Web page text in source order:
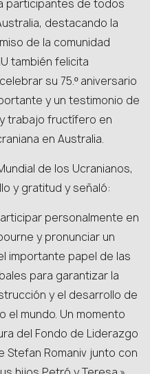
participantes de todos
destacando la
de la comunidad
también felicita
su 75.º aniversario
y un testimonio de
trabajo fructífero en
en Australia.
de los Ucranianos,
y gratitud y señaló:
personalmente en
y pronunciar un
importante papel de las
para garantizar la
y el desarrollo de
mundo. Un momento
del Fondo de Liderazgo
Stefan Romaniv junto con